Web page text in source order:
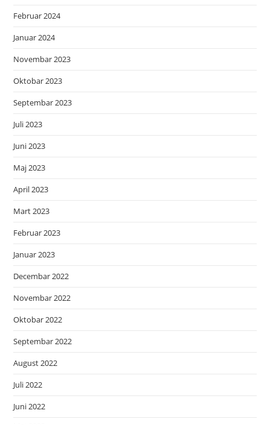
Februar 2024
Januar 2024
Novembar 2023
Oktobar 2023
Septembar 2023
Juli 2023
Juni 2023
Maj 2023
April 2023
Mart 2023
Februar 2023
Januar 2023
Decembar 2022
Novembar 2022
Oktobar 2022
Septembar 2022
August 2022
Juli 2022
Juni 2022